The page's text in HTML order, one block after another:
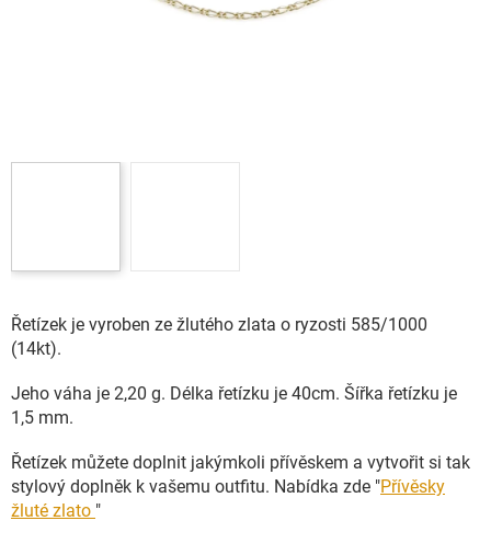
Řetízek je vyroben ze žlutého zlata o ryzosti 585/1000
(14kt).
Jeho váha je 2,20 g. Délka řetízku je 40cm. Šířka řetízku je
1,5 mm.
Řetízek můžete doplnit jakýmkoli přívěskem a vytvořit si tak
stylový doplněk k vašemu outfitu. Nabídka zde "Přívěsky
žluté zlato "